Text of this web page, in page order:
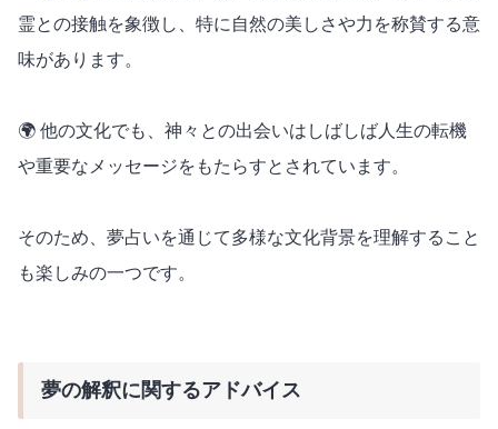
霊との接触を象徴し、特に自然の美しさや力を称賛する意
味があります。
🌍 他の文化でも、神々との出会いはしばしば人生の転機
や重要なメッセージをもたらすとされています。
そのため、夢占いを通じて多様な文化背景を理解すること
も楽しみの一つです。
夢の解釈に関するアドバイス